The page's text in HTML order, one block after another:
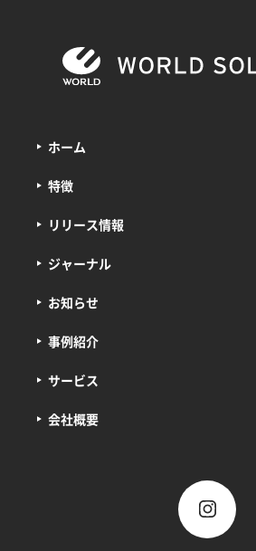
ホーム
特徴
サービス
事例紹介
会社概要
リリース情報
ジャーナル
お知らせ